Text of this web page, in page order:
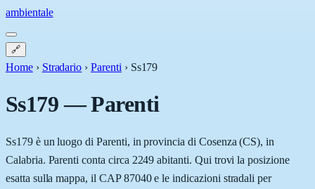
ambientale
🔗
Home › Stradario › Parenti › Ss179
Ss179—Parenti
Ss179 è un luogo di Parenti, in provincia di Cosenza (CS), in
Calabria. Parenti conta circa 2249 abitanti. Qui trovi la posizione
esatta sulla mappa, il CAP 87040 e le indicazioni stradali per